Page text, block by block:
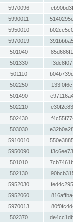
5970096
5990011
5950010
5970019
501040
501330
501110
502250
501490
502210
502430
503030
5910010
5950090
501010
502130
5952030
5952060
5970013
502370